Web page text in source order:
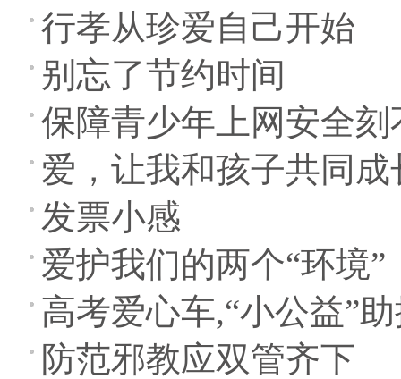
行孝从珍爱自己开始
别忘了节约时间
保障青少年上网安全刻
爱，让我和孩子共同成
发票小感
爱护我们的两个“环境”
高考爱心车,“小公益”
防范邪教应双管齐下